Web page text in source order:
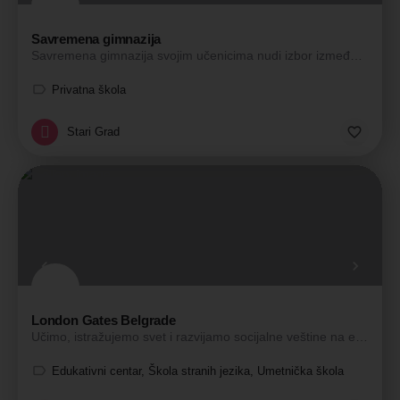
Savremena gimnazija
Privatna škola
Stari Grad
London Gates Belgrade
Edukativni centar, Škola stranih jezika, Umetnička škola